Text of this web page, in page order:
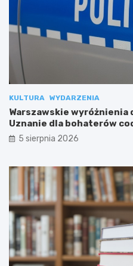
KULTURA WYDARZENIA
Warszawskie
Uznanie dla bohaterów
5 sierpnia 2026